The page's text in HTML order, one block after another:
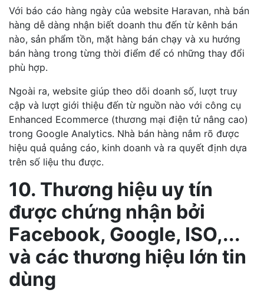
Với báo cáo hàng ngày của website Haravan, nhà bán
hàng dễ dàng nhận biết doanh thu đến từ kênh bán
nào, sản phẩm tồn, mặt hàng bán chạy và xu hướng
bán hàng trong từng thời điểm để có những thay đổi
phù hợp.
Ngoài ra, website giúp theo dõi doanh số, lượt truy
cập và lượt giới thiệu đến từ nguồn nào với công cụ
Enhanced Ecommerce (thương mại điện tử nâng cao)
trong Google Analytics. Nhà bán hàng nắm rõ được
hiệu quả quảng cáo, kinh doanh và ra quyết định dựa
trên số liệu thu được.
10. Thương hiệu uy tín
được chứng nhận bởi
Facebook, Google, ISO,...
và các thương hiệu lớn tin
dùng